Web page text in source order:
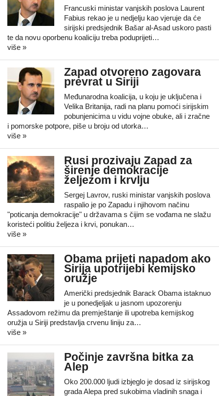
Francuski ministar vanjskih poslova Laurent
Fabius rekao je u nedjelju kao vjeruje da će
sirijski predsjednik Bašar al-Asad uskoro pasti
te da novu oporbenu koaliciju treba poduprijeti…
više »
Zapad otvoreno zagovara
prevrat u Siriji
Međunarodna koalicija, u koju je uključena i
Velika Britanija, radi na planu pomoći sirijskim
pobunjenicima u vidu vojne obuke, ali i zračne
i pomorske potpore, piše u broju od utorka…
više »
Rusi prozivaju Zapad za
širenje demokracije
željezom i krvlju
Sergej Lavrov, ruski ministar vanjskih poslova
raspalio je po Zapadu i njihovom načinu
"poticanja demokracije" u državama s čijim se vođama ne slažu
koristeći politiu željeza i krvi, ponukan…
više »
Obama prijeti napadom ako
Sirija upotrijebi kemijsko
oružje
Američki predsjednik Barack Obama istaknuo
je u ponedjeljak u jasnom upozorenju
Assadovom režimu da premještanje ili upotreba kemijskog
oružja u Siriji predstavlja crvenu liniju za…
više »
Počinje završna bitka za
Alep
Oko 200.000 ljudi izbjeglo je dosad iz sirijskog
grada Alepa pred sukobima vladinih snaga i